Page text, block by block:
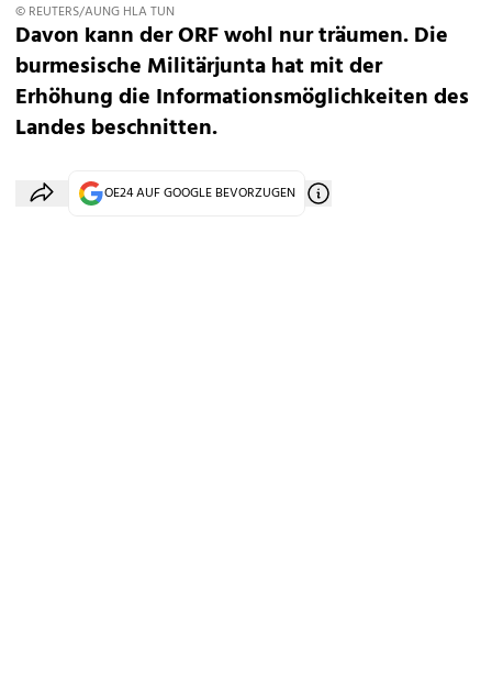
© REUTERS/AUNG HLA TUN
Davon kann der ORF wohl nur träumen. Die
burmesische Militärjunta hat mit der
Erhöhung die Informationsmöglichkeiten des
Landes beschnitten.
OE24 AUF GOOGLE BEVORZUGEN